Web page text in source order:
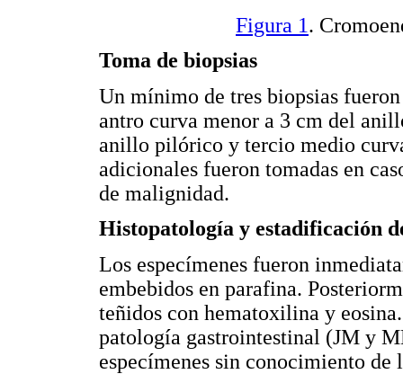
Figura 1.
Toma de biopsias
Un mínimo de tres biopsias
antro curva menor a 3 cm del
anillo pilórico y tercio medio
adicionales fueron tomadas en
de malignidad.
Histopatología y estadificación
Los especímenes fueron
embebidos en parafina.
teñidos con hematoxilina y
patología gastrointestinal (JM y
especímenes sin conocimiento